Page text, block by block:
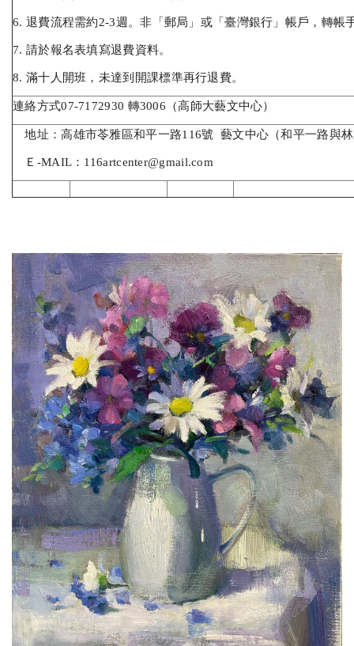
6. 退費流程需約2-3週。非「郵局」或「臺灣銀行」帳戶，轉帳
7. 請於報名表填寫退費資料。
8. 滿十人開班，未達到開課標準再行退費。
連絡方式07-7172930 轉3006（高師大藝文中心）
地址：高雄市苓雅區和平一路116號 藝文中心（和平一路與
Ｅ-MAIL：116artcenter@gmail.com